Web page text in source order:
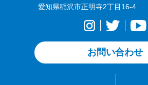
愛知県稲沢市正明寺2丁目16-4
お問い合わせ